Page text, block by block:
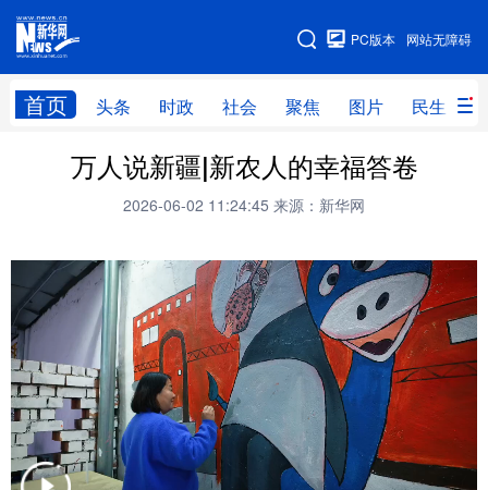
网站无障碍
PC版本
首页 头条 时政 社会 聚焦 图片 民生
网站地图
头条 时政 社会 聚焦
民生 访谈
访惠聚 专题 服务 援疆
云游新疆 云端悦读 云看书画 光影新疆
人事频道 融媒体联播 廉政频道 新华视角看新疆
地方频道
北京 天津 河北 山西
万人说新疆|新农人的幸福答卷
2026-06-02 11:24:45 来源：新华网